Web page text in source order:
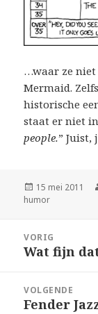
…waar ze niet
Mermaid.
historische
staat er niet
people.” Juist,
Geplaatst
op
15 mei 2011
humor
navigatie
VORIG
Vorig
Wat fijn
VOLGENDE
Volgend
Fender